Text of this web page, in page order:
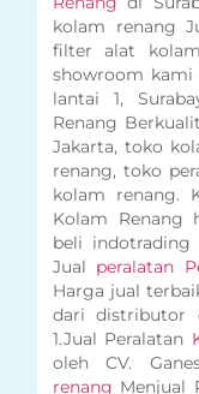
kolam renang
filter alat
showroom kami
lantai 1,
Renang
Jakarta, toko
renang, toko
kolam renang.
Kolam Renang
beli indotrading
Jual peralatan
Harga jual
dari distributor
1.Jual Peralatan
oleh CV.
renang Menjual